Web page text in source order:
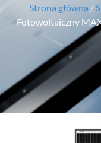
Strona główna /
Fotowoltaiczny